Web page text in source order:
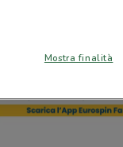
Mostra finalità